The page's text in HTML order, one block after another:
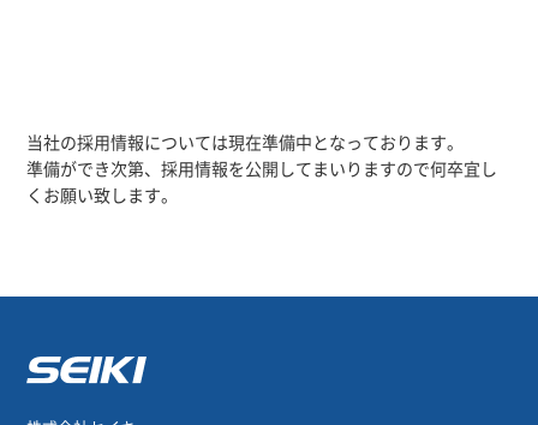
当社の採用情報については現在準備中となっております。
準備ができ次第、採用情報を公開してまいりますので何卒宜し
くお願い致します。